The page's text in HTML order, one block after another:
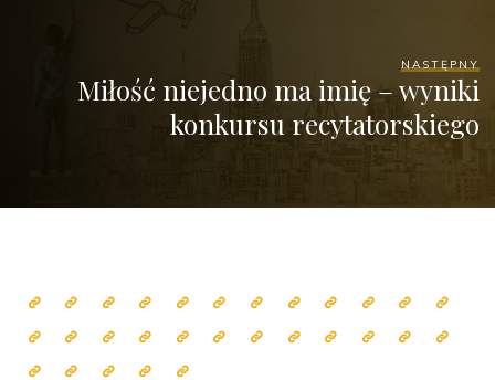
NASTĘPNY
Miłość niejedno ma imię – wyniki
konkursu recytatorskiego